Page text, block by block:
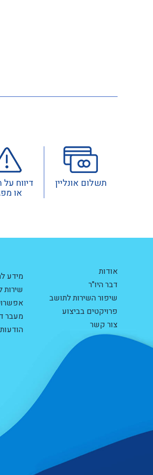
תשלום אונליין דיווח
או
אודות
דבר היו"ר
שיפור השירות לתושב
פרויקטים בביצוע
צור קשר
מידע
שירות
מעבר